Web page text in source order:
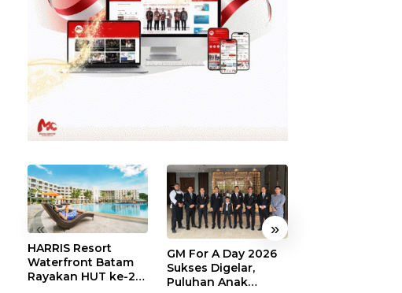
« »
HARRIS Resort
Waterfront Batam
Rayakan HUT ke-24,
GM For A Day 2026
Sukses Digelar,
Puluhan Anak